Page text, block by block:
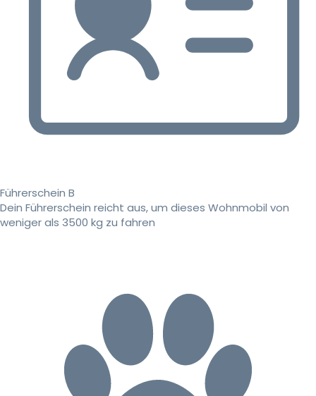
Führerschein B
Dein Führerschein reicht aus, um dieses Wohnmobil von
weniger als 3500 kg zu fahren